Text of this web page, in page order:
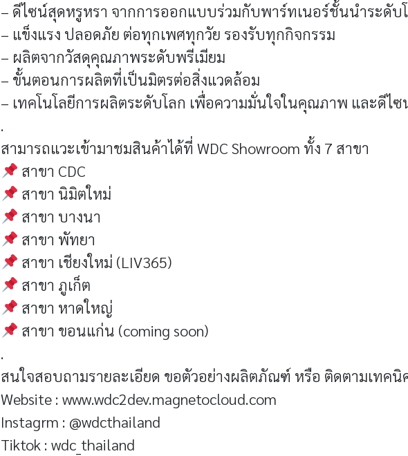
– ดีไซน์สุดหรูหรา จากการออกแบบร่วมกับพาร์ทเนอร์ชั้นนำระดับ
– แข็งแรง ปลอดภัย ต่อทุกเพศทุกวัย รองรับทุกกิจกรรม
– ผลิตจากวัสดุคุณภาพระดับพรีเมียม
– ขั้นตอนการผลิตที่เป็นมิตรต่อสิ่งแวดล้อม
– เทคโนโลยีการผลิตระดับโลก เพื่อความมั่นใจในคุณภาพ และดีไ
.
สามารถแวะเข้ามาชมสินค้าได้ที่ WDC Showroom ทั้ง 7 สาขา
สาขา CDC
สาขา นิมิตใหม่
สาขา บางนา
สาขา พัทยา
สาขา เชียงใหม่ (LIV365)
สาขา ภูเก็ต
สาขา หาดใหญ่
สาขา ขอนแก่น (coming soon)
.
สนใจสอบถามรายละเอียด ขอตัวอย่างผลิตภัณฑ์ หรือ ติดตามเทคนิ
Website : www.wdc2dev.magnetocloud.com
Instagrm : @wdcthailand
Tiktok : wdc_thailand